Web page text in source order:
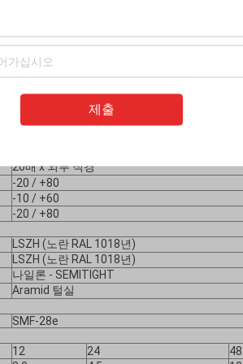
제출
싱글모드 노란 팬-아웃
CEI/EN 60793
CEI/EN 60794-1
600/800
8 – 12 – 16 fo:
1.000/1.500/2000년
20배 x 외부 직경
-20 / +80
-10 / +60
-20 / +80
LSZH (노란 RAL 1018년)
LSZH (노란 RAL 1018년)
나일론 - SEMITIGHT
Aramid 털실
SMF-28e
12 24
48